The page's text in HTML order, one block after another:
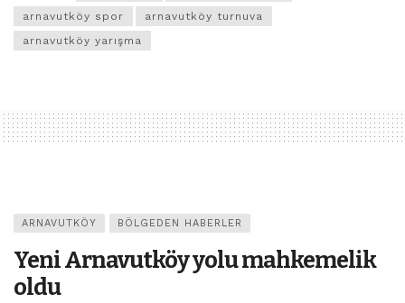
arnavutköy spor
arnavutköy turnuva
arnavutköy yarışma
ARNAVUTKÖY BÖLGEDEN HABERLER
Yeni Arnavutköy yolu mahkemelik
oldu